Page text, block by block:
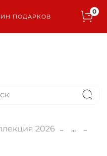
ПОДАРКОВ
0
2026
...